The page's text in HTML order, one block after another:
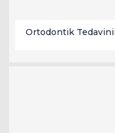
Ortodontik